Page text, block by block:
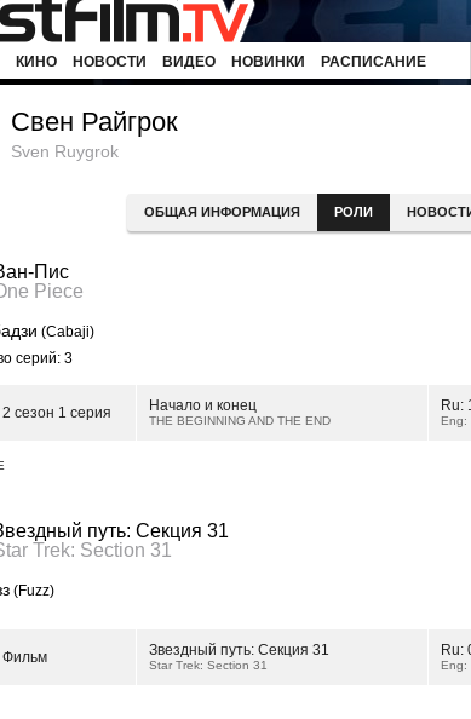
КИНО НОВОСТИ ВИДЕО НОВИНКИ РАСПИСАНИЕ
Свен Райгрок
Sven Ruygrok
ОБЩАЯ ИНФОРМАЦИЯ РОЛИ
Пис
Piece
(Cabaji)
серий: 3
2 сезон 1 серия Начало и конец
THE BEGINNING AND THE END
Ru:
Eng:
путь: Секция 31
Trek: Section 31
(Fuzz)
Фильм Звездный путь: Секция 31
Star Trek: Section 31
Ru:
Eng: